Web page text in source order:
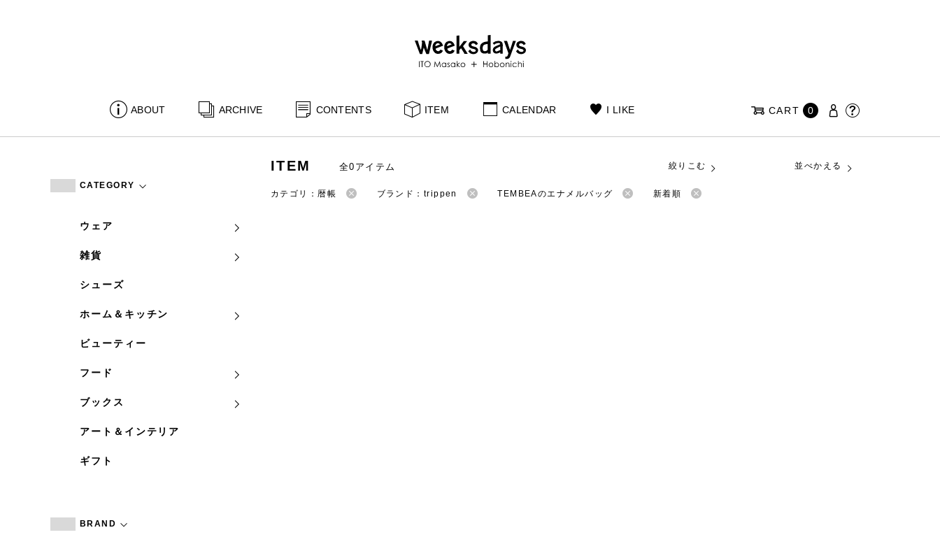
ABOUT ARCHIVE CONTENTS ITEM CALENDAR I LIKE CART 0
CATEGORY
ウェア
雑貨
シューズ
ホーム＆キッチン
ビューティー
フード
ブックス
アート＆インテリア
ギフト
BRAND
ITEM 全0アイテム 絞りこむ 並べかえる
カテゴリ：暦帳 ブランド：trippen TEMBEAのエナメルバッグ 新着順